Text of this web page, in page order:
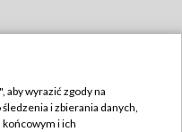
aby wyrazić zgody na
i zbierania danych,
i ich